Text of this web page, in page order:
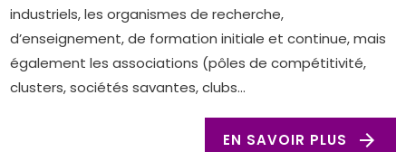
industriels, les organismes de recherche,
d’enseignement, de formation initiale et continue, mais
également les associations (pôles de compétitivité,
clusters, sociétés savantes, clubs...
EN SAVOIR PLUS arrow_forward